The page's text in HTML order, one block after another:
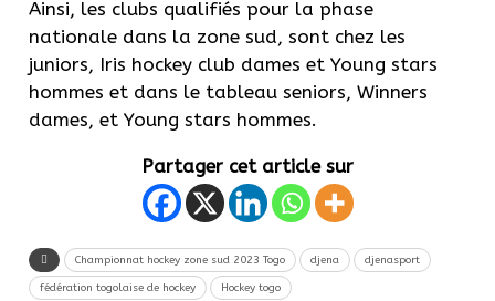
Ainsi, les clubs qualifiés pour la phase
nationale dans la zone sud, sont chez les
juniors, Iris hockey club dames et Young stars
hommes et dans le tableau seniors, Winners
dames, et Young stars hommes.
Partager cet article sur
Championnat hockey zone sud 2023 Togo djena djenasport
fédération togolaise de hockey Hockey togo